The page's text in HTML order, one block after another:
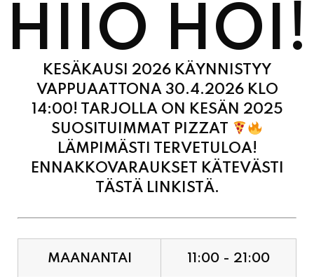
HIIO HOI!
KESÄKAUSI 2026 KÄYNNISTYY
VAPPUAATTONA 30.4.2026 KLO
14:00! TARJOLLA ON KESÄN 2025
SUOSITUIMMAT PIZZAT
LÄMPIMÄSTI TERVETULOA!
ENNAKKOVARAUKSET KÄTEVÄSTI
TÄSTÄ LINKISTÄ.
MAANANTAI 11:00 - 21:00